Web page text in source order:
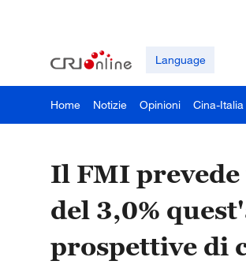
Language
Home Notizie Opinioni Cina-Italia
Il FMI prevede
del 3,0%
prospettive di